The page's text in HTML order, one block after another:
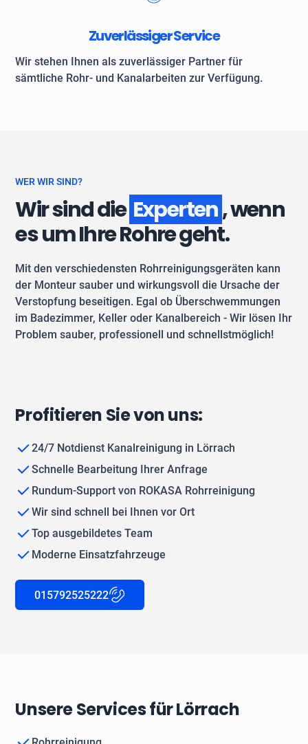
Zuverlässiger Service
Wir stehen Ihnen als zuverlässiger Partner für
sämtliche Rohr- und Kanalarbeiten zur Verfügung.
WER WIR SIND?
Wir sind die Experten, wenn
es um Ihre Rohre geht.
Mit den verschiedensten Rohrreinigungsgeräten kann
der Monteur sauber und wirkungsvoll die Ursache der
Verstopfung beseitigen. Egal ob Überschwemmungen
im Badezimmer, Keller oder Kanalbereich - Wir lösen Ihr
Problem sauber, professionell und schnellstmöglich!
Profitieren Sie von uns:
24/7 Notdienst Kanalreinigung in Lörrach
Schnelle Bearbeitung Ihrer Anfrage
Rundum-Support von ROKASA Rohrreinigung
Wir sind schnell bei Ihnen vor Ort
Top ausgebildetes Team
Moderne Einsatzfahrzeuge
015792525222
Unsere Services für Lörrach